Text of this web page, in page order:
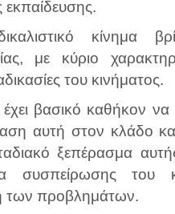
κίνημα
με κύριο
του κινήματος.
βασικό καθήκον να
αυτή στον κλάδο
ξεπέρασμα
συσπείρωσης του
των προβλημάτων.